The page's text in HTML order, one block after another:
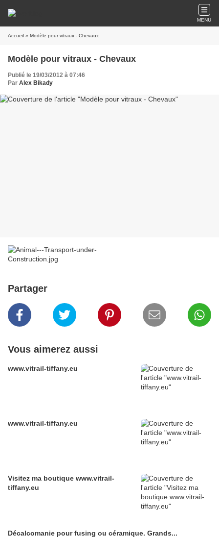
MENU
Accueil » Modèle pour vitraux - Chevaux
Modèle pour vitraux - Chevaux
Publié le 19/03/2012 à 07:46
Par Alex Bikady
Partager
Vous aimerez aussi
www.vitrail-tiffany.eu
www.vitrail-tiffany.eu
Visitez ma boutique www.vitrail-
tiffany.eu
Décalcomanie pour fusing ou céramique. Grands...